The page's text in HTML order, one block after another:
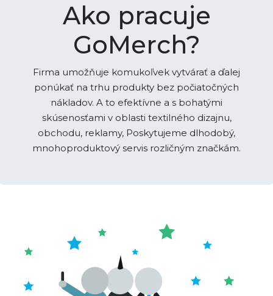
Ako pracuje
GoMerch?
Firma umožňuje komukoľvek vytvárať a ďalej
ponúkať na trhu produkty bez počiatočných
nákladov. A to efektívne a s bohatými
skúsenosťami v oblasti textilného dizajnu,
obchodu, reklamy, Poskytujeme dlhodobý,
mnohoproduktový servis rozličným značkám.